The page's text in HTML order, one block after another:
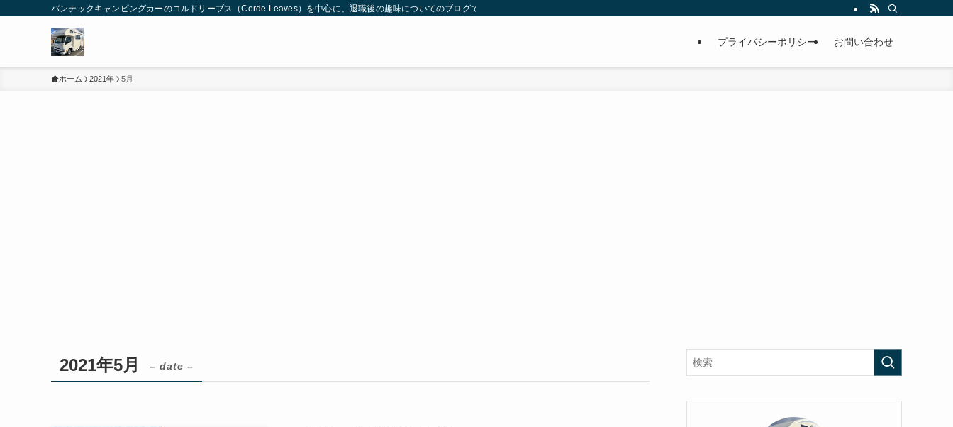
バンテックキャンピングカーのコルドリーブス（Corde Leaves）を中心に、退職後の趣味についてのブログです。 | 気ままに余生のブーム探し
プライバシーポリシー お問い合わせ
ホーム 2021年 5月
2021年5月 – date –